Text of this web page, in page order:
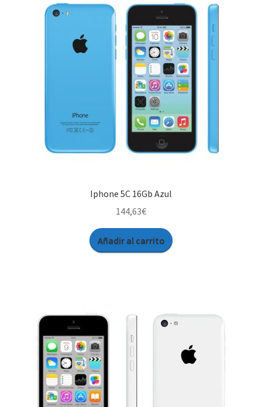
Iphone 5C 16Gb Azul
144,63€
Añadir al carrito